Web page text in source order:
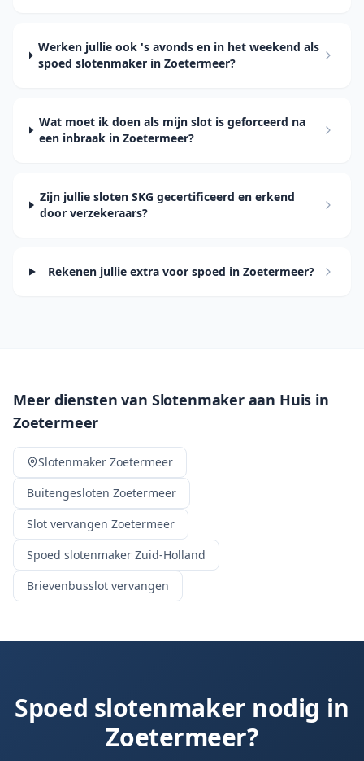
Werken jullie ook 's avonds en in het weekend als
spoed slotenmaker in Zoetermeer?
Wat moet ik doen als mijn slot is geforceerd na
een inbraak in Zoetermeer?
Zijn jullie sloten SKG gecertificeerd en erkend
door verzekeraars?
Rekenen jullie extra voor spoed in Zoetermeer?
Meer diensten van Slotenmaker aan Huis in
Zoetermeer
Slotenmaker Zoetermeer
Buitengesloten Zoetermeer
Slot vervangen Zoetermeer
Spoed slotenmaker Zuid-Holland
Brievenbusslot vervangen
Spoed slotenmaker nodig in
Zoetermeer?